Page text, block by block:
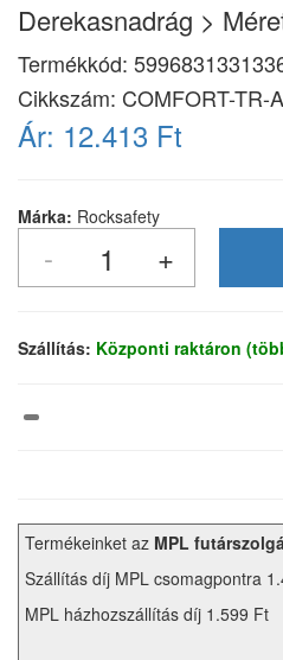
Derekasnadrág >
Termékkód:
Cikkszám: COMFORT-TR-
Ár: 12.413 Ft
Márka: Rocksafety
Szállítás: Központi raktáron
Termékeinket az MPL
Szállítás díj MPL csomagpontra
MPL házhozszállítás díj 1.599 Ft